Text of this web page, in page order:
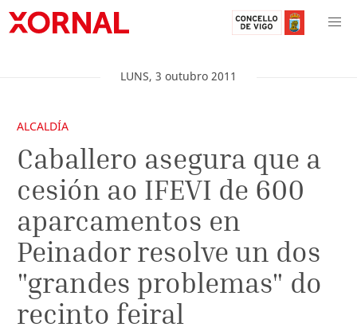
LUNS, 3 outubro 2011
ALCALDÍA
Caballero asegura que a
cesión ao IFEVI de 600
aparcamentos en
Peinador resolve un dos
"grandes problemas" do
recinto feiral